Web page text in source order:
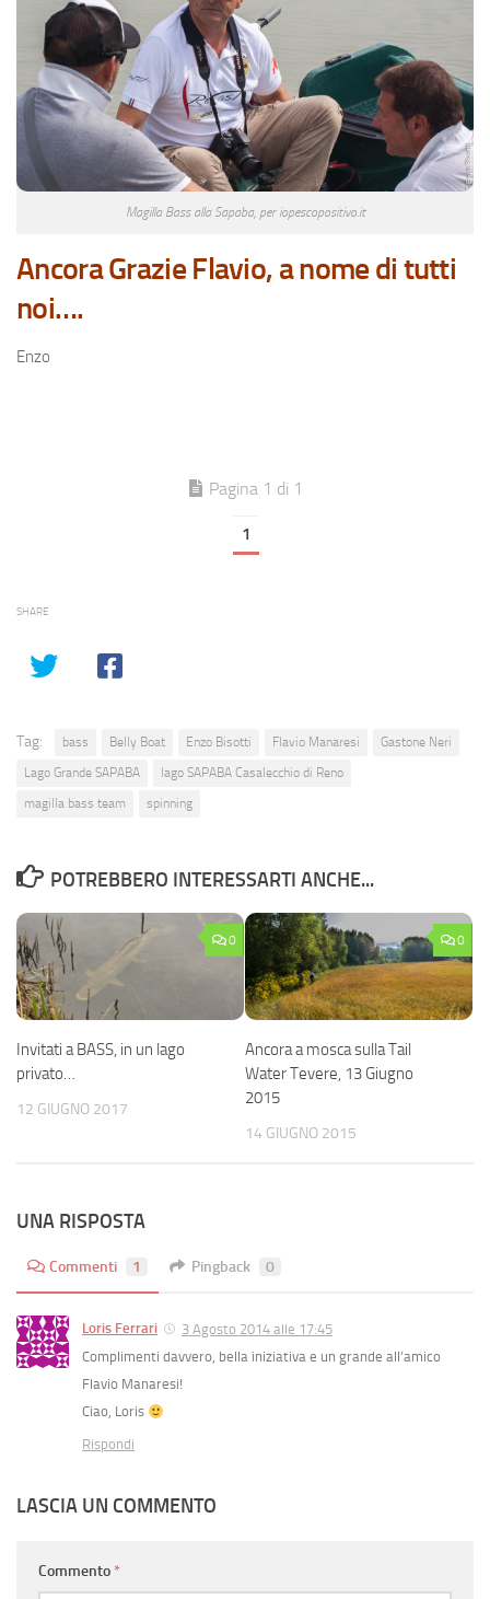
Magilla Bass alla Sapaba, per iopescopositivo.it
Ancora Grazie Flavio, a nome di tutti
noi….
Enzo
Pagina 1 di 1
1
SHARE
Tag: bass Belly Boat Enzo Bisotti Flavio Manaresi
Gastone Neri
Lago Grande SAPABA
lago SAPABA Casalecchio di Reno
magilla bass team
spinning
POTREBBERO INTERESSARTI ANCHE...
0
Invitati a BASS, in un lago
privato…
12 GIUGNO 2017
0
Ancora a mosca sulla Tail
Water Tevere, 13 Giugno
2015
14 GIUGNO 2015
UNA RISPOSTA
Commenti 1 Pingback 0
Loris Ferrari
3 Agosto 2014 alle 17:45
Complimenti davvero, bella iniziativa e un grande all’amico
Flavio Manaresi!
Ciao, Loris
Rispondi
LASCIA UN COMMENTO
Commento *